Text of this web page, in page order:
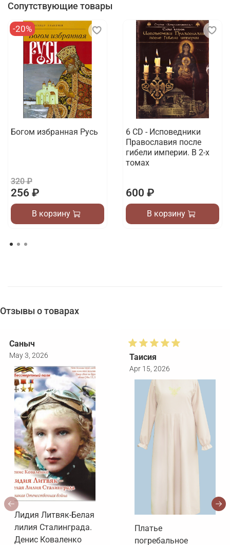
Сопутствующие товары
-20%
Богом избранная Русь
320 ₽
256 ₽
В корзину
6 CD - Исповедники
Православия после
гибели империи. В 2-х
томах
600 ₽
В корзину
Отзывы о товарах
Саныч
May 3, 2026
Лидия Литвяк-Белая
лилия Сталинграда.
Денис Коваленко
Таисия
Apr 15, 2026
Платье
погребальное